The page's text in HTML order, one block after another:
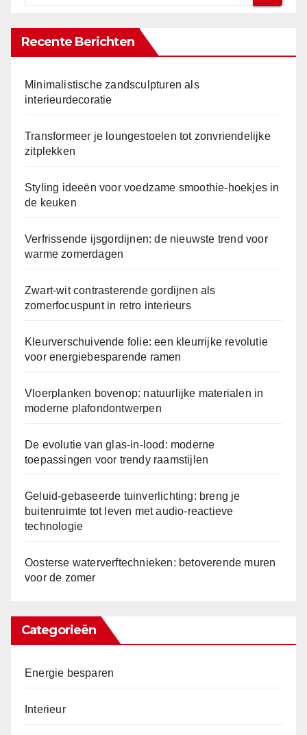
Recente Berichten
Minimalistische zandsculpturen als
interieurdecoratie
Transformeer je loungestoelen tot zonvriendelijke
zitplekken
Styling ideeën voor voedzame smoothie-hoekjes in
de keuken
Verfrissende ijsgordijnen: de nieuwste trend voor
warme zomerdagen
Zwart-wit contrasterende gordijnen als
zomerfocuspunt in retro interieurs
Kleurverschuivende folie: een kleurrijke revolutie
voor energiebesparende ramen
Vloerplanken bovenop: natuurlijke materialen in
moderne plafondontwerpen
De evolutie van glas-in-lood: moderne
toepassingen voor trendy raamstijlen
Geluid-gebaseerde tuinverlichting: breng je
buitenruimte tot leven met audio-reactieve
technologie
Oosterse waterverftechnieken: betoverende muren
voor de zomer
Categorieën
Energie besparen
Interieur